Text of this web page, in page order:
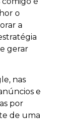
o
a
gerar
nas
e
por
de uma